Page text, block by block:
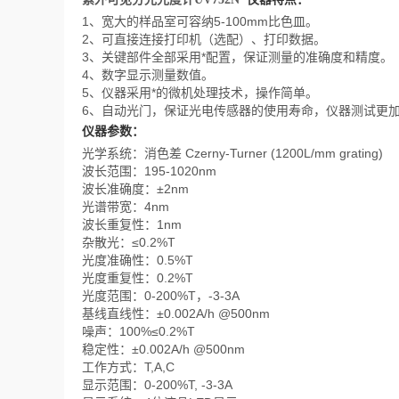
1、宽大的样品室可容纳5-100mm比色皿。
2、可直接连接打印机（选配）、打印数据。
3、关键部件全部采用*配置，保证测量的准确度和精度。
4、数字显示测量数值。
5、仪器采用*的微机处理技术，操作简单。
6、自动光门，保证光电传感器的使用寿命，仪器测试更
仪器参数：
光学系统：消色差 Czerny-Turner (1200L/mm grating)
波长范围：195-1020nm
波长准确度：±2nm
光谱带宽：4nm
波长重复性：1nm
杂散光：≤0.2%T
光度准确性：0.5%T
光度重复性：0.2%T
光度范围：0-200%T，-3-3A
基线直线性：±0.002A/h @500nm
噪声：100%≤0.2%T
稳定性：±0.002A/h @500nm
工作方式：T,A,C
显示范围：0-200%T, -3-3A